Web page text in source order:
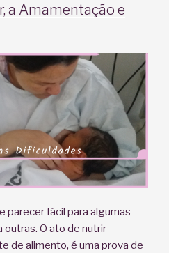
a Amamentação e
parecer fácil para algumas
outras. O ato de nutrir
de alimento, é uma prova de